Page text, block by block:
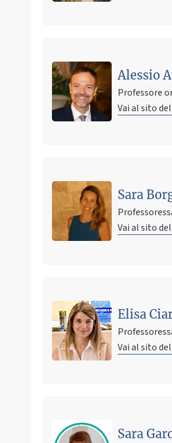
Alessio
Professore
Vai al sito
Partecipazione a
Sara
Vai al sito
Elisa
Vai al sito
UC Davis
Sara
Sospensione lezione TPV